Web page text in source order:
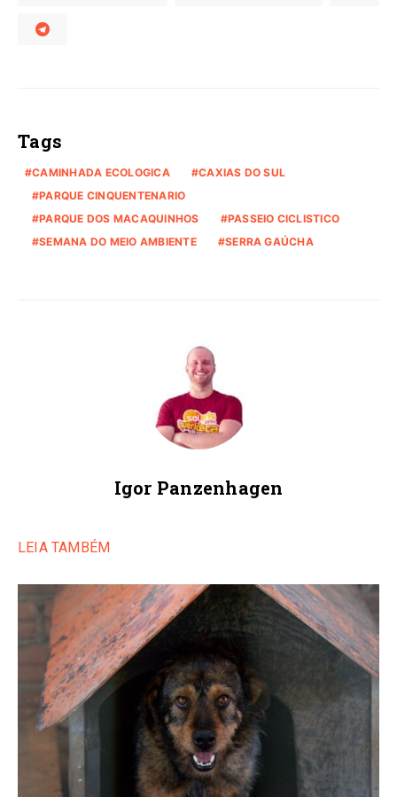
Tags
CAMINHADA ECOLOGICA
CAXIAS DO SUL
PARQUE CINQUENTENARIO
PARQUE DOS MACAQUINHOS
PASSEIO CICLISTICO
SEMANA DO MEIO AMBIENTE
SERRA GAÚCHA
Igor Panzenhagen
LEIA TAMBÉM